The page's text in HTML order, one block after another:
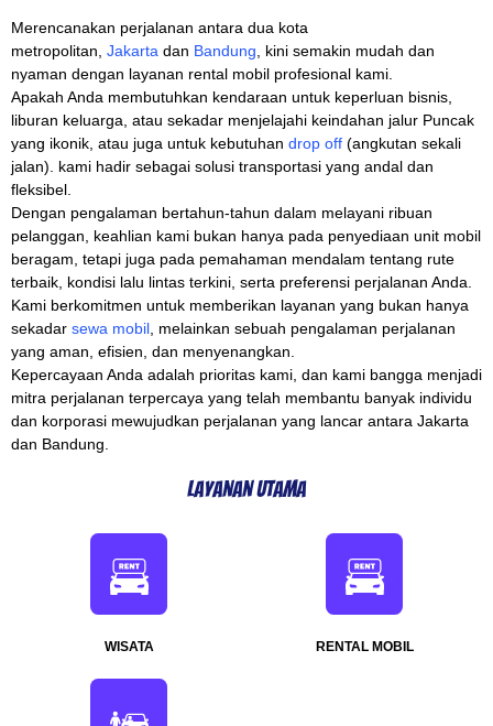
Merencanakan perjalanan antara dua kota
metropolitan, Jakarta dan Bandung , kini semakin mudah dan
nyaman dengan layanan rental mobil profesional kami.
Apakah Anda membutuhkan kendaraan untuk keperluan bisnis,
liburan keluarga, atau sekadar menjelajahi keindahan jalur Puncak
yang ikonik, atau juga untuk kebutuhan drop off (angkutan sekali
jalan). kami hadir sebagai solusi transportasi yang andal dan
fleksibel.
Dengan pengalaman bertahun-tahun dalam melayani ribuan
pelanggan, keahlian kami bukan hanya pada penyediaan unit mobil
beragam, tetapi juga pada pemahaman mendalam tentang rute
terbaik, kondisi lalu lintas terkini, serta preferensi perjalanan Anda.
Kami berkomitmen untuk memberikan layanan yang bukan hanya
sekadar sewa mobil , melainkan sebuah pengalaman perjalanan
yang aman, efisien, dan menyenangkan.
Kepercayaan Anda adalah prioritas kami, dan kami bangga menjadi
mitra perjalanan terpercaya yang telah membantu banyak individu
dan korporasi mewujudkan perjalanan yang lancar antara Jakarta
dan Bandung.
Layanan Utama
WISATA RENTAL MOBIL